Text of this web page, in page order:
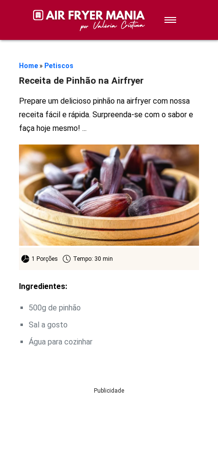
Sobremesas
Lanches
Stories de Receitas
Receitas
Home » Petiscos
Receita de Pinhão na Airfryer
Prepare um delicioso pinhão na airfryer com nossa
receita fácil e rápida. Surpreenda-se com o sabor e
faça hoje mesmo! ...
1 Porções Tempo: 30 min
Ingredientes:
500g de pinhão
Sal a gosto
Água para cozinhar
Publicidade